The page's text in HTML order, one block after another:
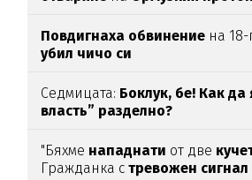
Повдигнаха обвинение на
убил чичо си
Седмицата: Боклук, бе! Как да
власть” разделно?
"Бяхме нападнати от две
Гражданка стревожен сигнал